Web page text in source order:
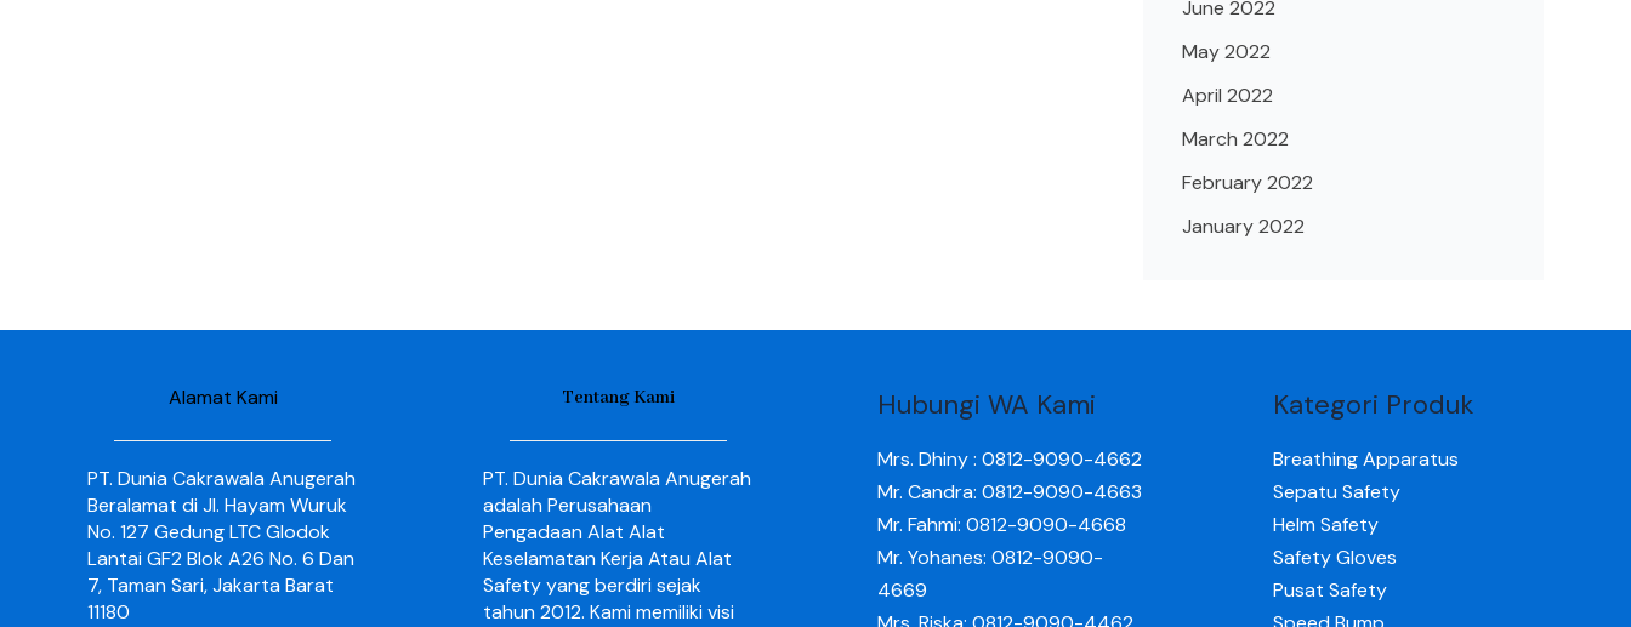
June 2022
May 2022
April 2022
March 2022
February 2022
January 2022
Alamat Kami
PT. Dunia Cakrawala Anugerah
Beralamat di Jl. Hayam Wuruk
No. 127 Gedung LTC Glodok
Lantai GF2 Blok A26 No. 6 Dan
7, Taman Sari, Jakarta Barat
11180
Tentang Kami
PT. Dunia Cakrawala Anugerah
adalah Perusahaan
Pengadaan Alat Alat
Keselamatan Kerja Atau Alat
Safety yang berdiri sejak
tahun 2012. Kami memiliki visi
Hubungi WA Kami
Mrs. Dhiny : 0812-9090-4662
Mr. Candra: 0812-9090-4663
Mr. Fahmi: 0812-9090-4668
Mr. Yohanes: 0812-9090-
4669
Kategori Produk
Breathing Apparatus
Sepatu Safety
Helm Safety
Safety Gloves
Pusat Safety